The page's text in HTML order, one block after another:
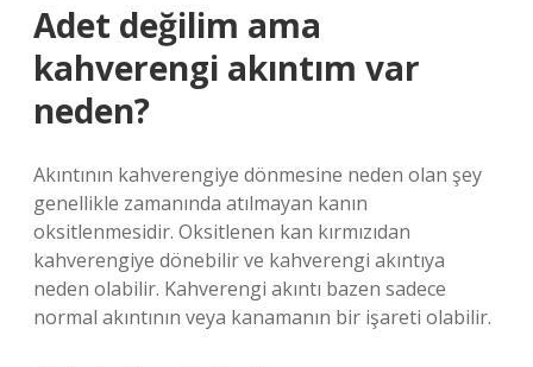
Adet değilim ama
kahverengi akıntım var
neden?
Akıntının kahverengiye dönmesine neden olan şey
genellikle zamanında atılmayan kanın
oksitlenmesidir. Oksitlenen kan kırmızıdan
kahverengiye dönebilir ve kahverengi akıntıya
neden olabilir. Kahverengi akıntı bazen sadece
normal akıntının veya kanamanın bir işareti olabilir.